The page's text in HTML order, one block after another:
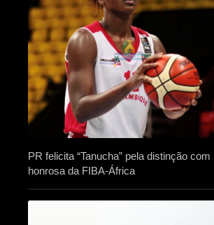
PR felicita “Tanucha” pela distinção
honrosa da FIBA-África